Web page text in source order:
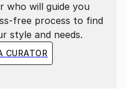
che ci circonda, ci
"surrogato";
che non ci sarà più.
who will guide you
free process to find
style and needs.
CURATOR